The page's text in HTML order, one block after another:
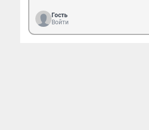
Гость
Войти